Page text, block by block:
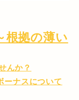
根拠の薄い
んか？
ーナスについて